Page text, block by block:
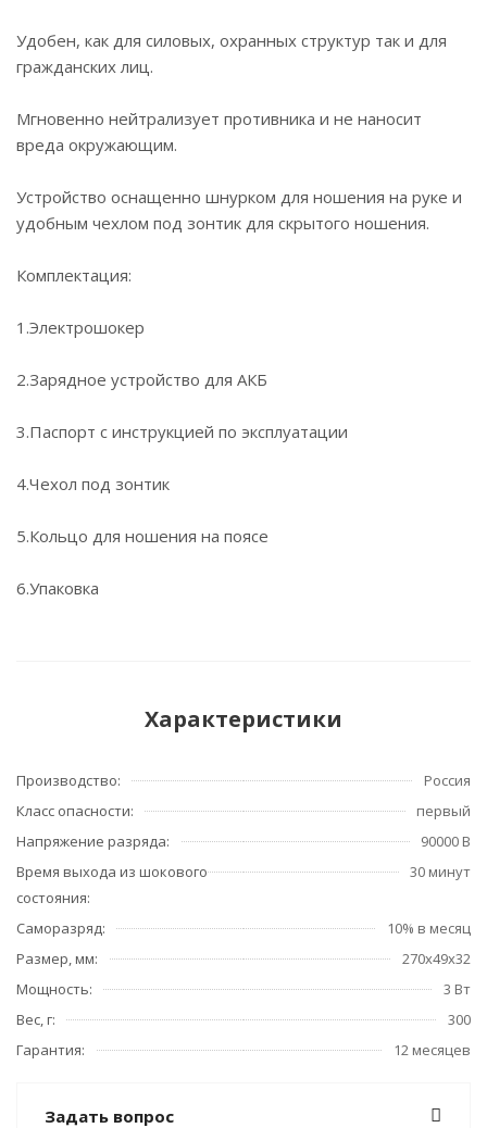
Удобен, как для силовых, охранных структур так и для
гражданских лиц.
Мгновенно нейтрализует противника и не наносит
вреда окружающим.
Устройство оснащенно шнурком для ношения на руке и
удобным чехлом под зонтик для скрытого ношения.
Комплектация:
1.Электрошокер
2.Зарядное устройство для АКБ
3.Паспорт с инструкцией по эксплуатации
4.Чехол под зонтик
5.Кольцо для ношения на поясе
6.Упаковка
Характеристики
Производство:
Россия
Класс опасности:
первый
Напряжение разряда:
90000 В
Время выхода из шокового
состояния:
30 минут
Саморазряд:
10% в месяц
Размер, мм:
270х49х32
Мощность:
3 Вт
Вес, г:
300
Гарантия:
12 месяцев
Задать вопрос